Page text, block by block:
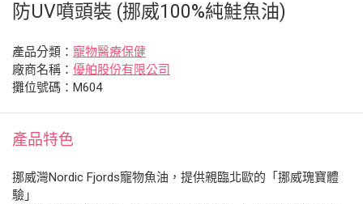
防UV噴頭裝 (挪威100%純鮭魚油)
產品分類： 寵物醫療保健
廠商名稱： 優舶股份有限公司
攤位號碼：M604
產品特色
挪威灣Nordic Fjords寵物魚油，提供親臨北歐的「挪威瑰寶體
驗」